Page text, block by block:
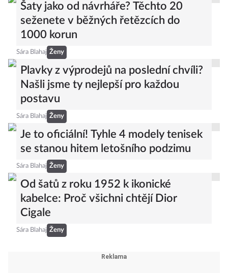
Šaty jako od návrháře? Těchto 20
seženete v běžných řetězcích do
1000 korun
Sára Blahaj Ženy
Plavky z výprodejů na poslední chvíli?
Našli jsme ty nejlepší pro každou
postavu
Sára Blahaj Ženy
Je to oficiální! Tyhle 4 modely tenisek
se stanou hitem letošního podzimu
Sára Blahaj Ženy
Od šatů z roku 1952 k ikonické
kabelce: Proč všichni chtějí Dior
Cigale
Sára Blahaj Ženy